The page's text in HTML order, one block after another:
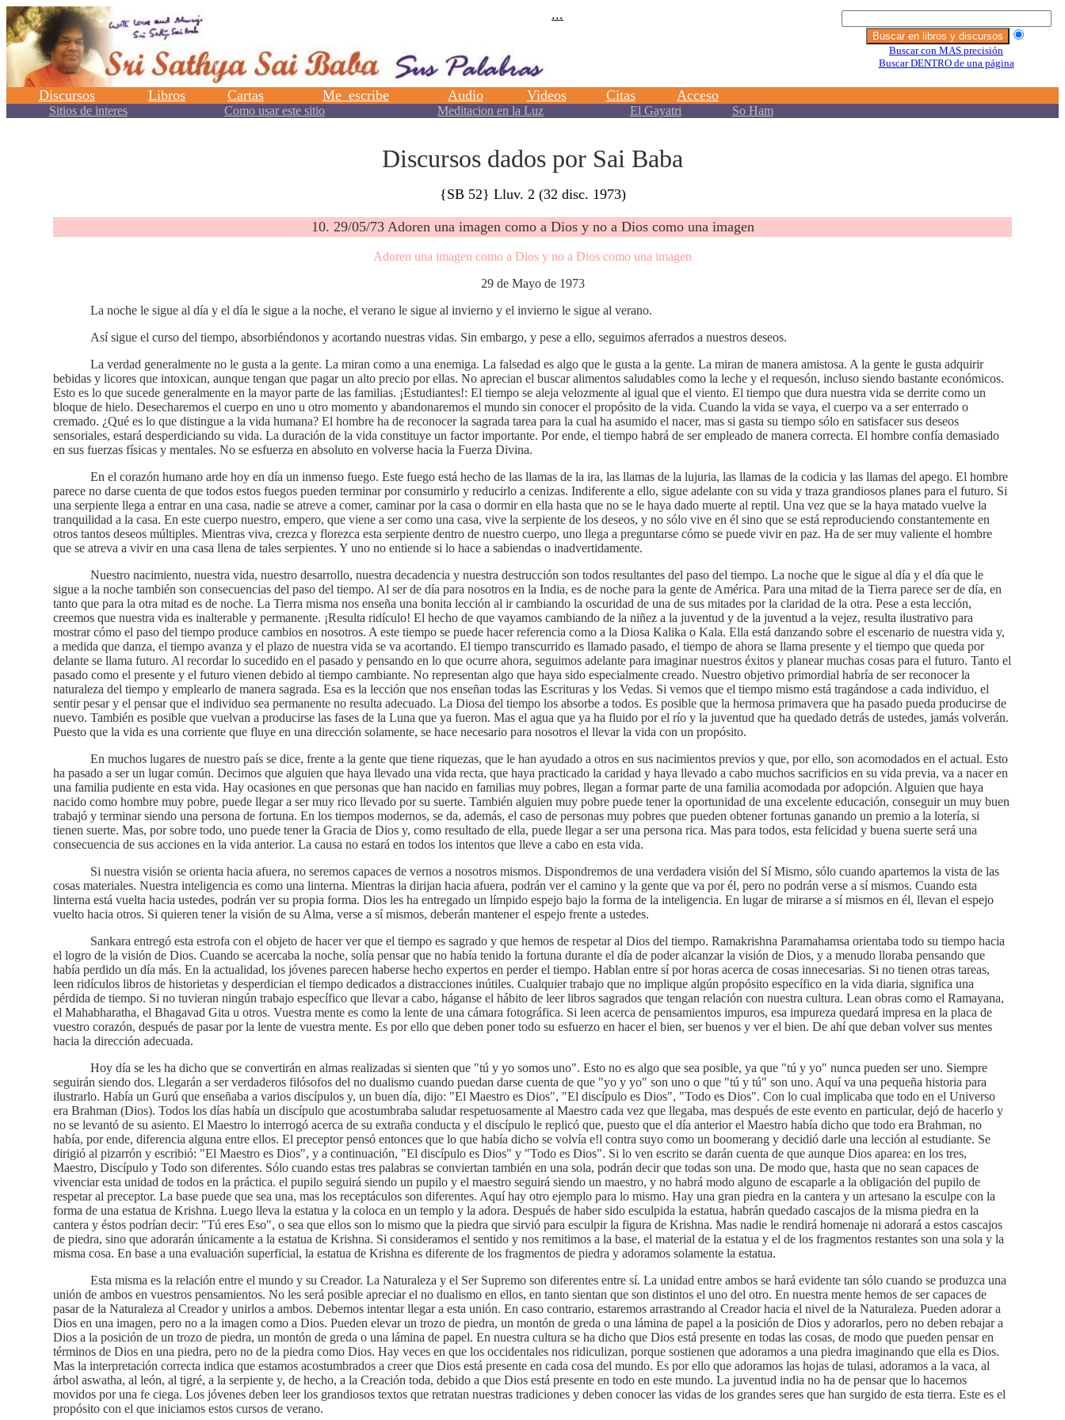
.
Discursos dados por Sai Baba
{SB 52} Lluv. 2 (32 disc. 1973)
10. 29/05/73 Adoren una imagen como a Dios y no a Dios como una imagen
Adoren una imagen como a Dios y no a Dios como una imagen
29 de Mayo de 1973
La noche le sigue al día y el día le sigue a la noche, el verano le sigue al invierno y el invierno le sigue al verano.
Así sigue el curso del tiempo, absorbiéndonos y acortando nuestras vidas. Sin embargo, y pese a ello, seguimos aferrados a nuestros deseos.
La verdad generalmente no le gusta a la gente. La miran como a una enemiga. La falsedad es algo que le gusta a la gente. La miran de manera amistosa. A la gente le gusta adquirir
bebidas y licores que intoxican, aunque tengan que pagar un alto precio por ellas. No aprecian el buscar alimentos saludables como la leche y el requesón, incluso siendo bastante económicos.
Esto es lo que sucede generalmente en la mayor parte de las familias. ¡Estudiantes!: El tiempo se aleja velozmente al igual que el viento. El tiempo que dura nuestra vida se derrite como un
bloque de hielo. Desecharemos el cuerpo en uno u otro momento y abandonaremos el mundo sin conocer el propósito de la vida. Cuando la vida se vaya, el cuerpo va a ser enterrado o
cremado. ¿Qué es lo que distingue a la vida humana? El hombre ha de reconocer la sagrada tarea para la cual ha asumido el nacer, mas si gasta su tiempo sólo en satisfacer sus deseos
sensoriales, estará desperdiciando su vida. La duración de la vida constituye un factor importante. Por ende, el tiempo habrá de ser empleado de manera correcta. El hombre confía demasiado
en sus fuerzas físicas y mentales. No se esfuerza en absoluto en volverse hacia la Fuerza Divina.
En el corazón humano arde hoy en día un inmenso fuego. Este fuego está hecho de las llamas de la ira, las llamas de la lujuria, las llamas de la codicia y las llamas del apego. El hombre
parece no darse cuenta de que todos estos fuegos pueden terminar por consumirlo y reducirlo a cenizas. Indiferente a ello, sigue adelante con su vida y traza grandiosos planes para el futuro. Si
una serpiente llega a entrar en una casa, nadie se atreve a comer, caminar por la casa o dormir en ella hasta que no se le haya dado muerte al reptil. Una vez que se la haya matado vuelve la
tranquilidad a la casa. En este cuerpo nuestro, empero, que viene a ser como una casa, vive la serpiente de los deseos, y no sólo vive en él sino que se está reproduciendo constantemente en
otros tantos deseos múltiples. Mientras viva, crezca y florezca esta serpiente dentro de nuestro cuerpo, uno llega a preguntarse cómo se puede vivir en paz. Ha de ser muy valiente el hombre
que se atreva a vivir en una casa llena de tales serpientes. Y uno no entiende si lo hace a sabiendas o inadvertidamente.
Nuestro nacimiento, nuestra vida, nuestro desarrollo, nuestra decadencia y nuestra destrucción son todos resultantes del paso del tiempo. La noche que le sigue al día y el día que le
sigue a la noche también son consecuencias del paso del tiempo. Al ser de día para nosotros en la India, es de noche para la gente de América. Para una mitad de la Tierra parece ser de día, en
tanto que para la otra mitad es de noche. La Tierra misma nos enseña una bonita lección al ir cambiando la oscuridad de una de sus mitades por la claridad de la otra. Pese a esta lección,
creemos que nuestra vida es inalterable y permanente. ¡Resulta ridículo! El hecho de que vayamos cambiando de la niñez a la juventud y de la juventud a la vejez, resulta ilustrativo para
mostrar cómo el paso del tiempo produce cambios en nosotros. A este tiempo se puede hacer referencia como a la Diosa Kalika o Kala. Ella está danzando sobre el escenario de nuestra vida y,
a medida que danza, el tiempo avanza y el plazo de nuestra vida se va acortando. El tiempo transcurrido es llamado pasado, el tiempo de ahora se llama presente y el tiempo que queda por
delante se llama futuro. Al recordar lo sucedido en el pasado y pensando en lo que ocurre ahora, seguimos adelante para imaginar nuestros éxitos y planear muchas cosas para el futuro. Tanto el
pasado como el presente y el futuro vienen debido al tiempo cambiante. No representan algo que haya sido especialmente creado. Nuestro objetivo primordial habría de ser reconocer la
naturaleza del tiempo y emplearlo de manera sagrada. Esa es la lección que nos enseñan todas las Escrituras y los Vedas. Si vemos que el tiempo mismo está tragándose a cada individuo, el
sentir pesar y el pensar que el individuo sea permanente no resulta adecuado. La Diosa del tiempo los absorbe a todos. Es posible que la hermosa primavera que ha pasado pueda producirse de
nuevo. También es posible que vuelvan a producirse las fases de la Luna que ya fueron. Mas el agua que ya ha fluido por el río y la juventud que ha quedado detrás de ustedes, jamás volverán.
Puesto que la vida es una corriente que fluye en una dirección solamente, se hace necesario para nosotros el llevar la vida con un propósito.
En muchos lugares de nuestro país se dice, frente a la gente que tiene riquezas, que le han ayudado a otros en sus nacimientos previos y que, por ello, son acomodados en el actual. Esto
ha pasado a ser un lugar común. Decimos que alguien que haya llevado una vida recta, que haya practicado la caridad y haya llevado a cabo muchos sacrificios en su vida previa, va a nacer en
una familia pudiente en esta vida. Hay ocasiones en que personas que han nacido en familias muy pobres, llegan a formar parte de una familia acomodada por adopción. Alguien que haya
nacido como hombre muy pobre, puede llegar a ser muy rico llevado por su suerte. También alguien muy pobre puede tener la oportunidad de una excelente educación, conseguir un muy buen
trabajó y terminar siendo una persona de fortuna. En los tiempos modernos, se da, además, el caso de personas muy pobres que pueden obtener fortunas ganando un premio a la lotería, si
tienen suerte. Mas, por sobre todo, uno puede tener la Gracia de Dios y, como resultado de ella, puede llegar a ser una persona rica. Mas para todos, esta felicidad y buena suerte será una
consecuencia de sus acciones en la vida anterior. La causa no estará en todos los intentos que lleve a cabo en esta vida.
Si nuestra visión se orienta hacia afuera, no seremos capaces de vernos a nosotros mismos. Dispondremos de una verdadera visión del Sí Mismo, sólo cuando apartemos la vista de las
cosas materiales. Nuestra inteligencia es como una linterna. Mientras la dirijan hacia afuera, podrán ver el camino y la gente que va por él, pero no podrán verse a sí mismos. Cuando esta
linterna está vuelta hacia ustedes, podrán ver su propia forma. Dios les ha entregado un límpido espejo bajo la forma de la inteligencia. En lugar de mirarse a sí mismos en él, llevan el espejo
vuelto hacia otros. Si quieren tener la visión de su Alma, verse a sí mismos, deberán mantener el espejo frente a ustedes.
Sankara entregó esta estrofa con el objeto de hacer ver que el tiempo es sagrado y que hemos de respetar al Dios del tiempo. Ramakrishna Paramahamsa orientaba todo su tiempo hacia
el logro de la visión de Dios. Cuando se acercaba la noche, solía pensar que no había tenido la fortuna durante el día de poder alcanzar la visión de Dios, y a menudo lloraba pensando que
había perdido un día más. En la actualidad, los jóvenes parecen haberse hecho expertos en perder el tiempo. Hablan entre sí por horas acerca de cosas innecesarias. Si no tienen otras tareas,
leen ridículos libros de historietas y desperdician el tiempo dedicados a distracciones inútiles. Cualquier trabajo que no implique algún propósito específico en la vida diaria, significa una
pérdida de tiempo. Si no tuvieran ningún trabajo específico que llevar a cabo, háganse el hábito de leer libros sagrados que tengan relación con nuestra cultura. Lean obras como el Ramayana,
el Mahabharatha, el Bhagavad Gita u otros. Vuestra mente es como la lente de una cámara fotográfica. Si leen acerca de pensamientos impuros, esa impureza quedará impresa en la placa de
vuestro corazón, después de pasar por la lente de vuestra mente. Es por ello que deben poner todo su esfuerzo en hacer el bien, ser buenos y ver el bien. De ahí que deban volver sus mentes
hacia la dirección adecuada.
Hoy día se les ha dicho que se convertirán en almas realizadas si sienten que "tú y yo somos uno". Esto no es algo que sea posible, ya que "tú y yo" nunca pueden ser uno. Siempre
seguirán siendo dos. Llegarán a ser verdaderos filósofos del no dualismo cuando puedan darse cuenta de que "yo y yo" son uno o que "tú y tú" son uno. Aquí va una pequeña historia para
ilustrarlo. Había un Gurú que enseñaba a varios discípulos y, un buen día, dijo: "El Maestro es Dios", "El discípulo es Dios", "Todo es Dios". Con lo cual implicaba que todo en el Universo
era Brahman (Dios). Todos los días había un discípulo que acostumbraba saludar respetuosamente al Maestro cada vez que llegaba, mas después de este evento en particular, dejó de hacerlo y
no se levantó de su asiento. El Maestro lo interrogó acerca de su extraña conducta y el discípulo le replicó que, puesto que el día anterior el Maestro había dicho que todo era Brahman, no
había, por ende, diferencia alguna entre ellos. El preceptor pensó entonces que lo que había dicho se volvía e!l contra suyo como un boomerang y decidió darle una lección al estudiante. Se
dirigió al pizarrón y escribió: "El Maestro es Dios", y a continuación, "El discípulo es Dios" y "Todo es Dios". Si lo ven escrito se darán cuenta de que aunque Dios aparea: en los tres,
Maestro, Discípulo y Todo son diferentes. Sólo cuando estas tres palabras se conviertan también en una sola, podrán decir que todas son una. De modo que, hasta que no sean capaces de
vivenciar esta unidad de todos en la práctica. el pupilo seguirá siendo un pupilo y el maestro seguirá siendo un maestro, y no habrá modo alguno de escaparle a la obligación del pupilo de
respetar al preceptor. La base puede que sea una, mas los receptáculos son diferentes. Aquí hay otro ejemplo para lo mismo. Hay una gran piedra en la cantera y un artesano la esculpe con la
forma de una estatua de Krishna. Luego lleva la estatua y la coloca en un templo y la adora. Después de haber sido esculpida la estatua, habrán quedado cascajos de la misma piedra en la
cantera y éstos podrían decir: "Tú eres Eso", o sea que ellos son lo mismo que la piedra que sirvió para esculpir la figura de Krishna. Mas nadie le rendirá homenaje ni adorará a estos cascajos
de piedra, sino que adorarán únicamente a la estatua de Krishna. Si consideramos el sentido y nos remitimos a la base, el material de la estatua y el de los fragmentos restantes son una sola y la
misma cosa. En base a una evaluación superficial, la estatua de Krishna es diferente de los fragmentos de piedra y adoramos solamente la estatua.
Esta misma es la relación entre el mundo y su Creador. La Naturaleza y el Ser Supremo son diferentes entre sí. La unidad entre ambos se hará evidente tan sólo cuando se produzca una
unión de ambos en vuestros pensamientos. No les será posible apreciar el no dualismo en ellos, en tanto sientan que son distintos el uno del otro. En nuestra mente hemos de ser capaces de
pasar de la Naturaleza al Creador y unirlos a ambos. Debemos intentar llegar a esta unión. En caso contrario, estaremos arrastrando al Creador hacia el nivel de la Naturaleza. Pueden adorar a
Dios en una imagen, pero no a la imagen como a Dios. Pueden elevar un trozo de piedra, un montón de greda o una lámina de papel a la posición de Dios y adorarlos, pero no deben rebajar a
Dios a la posición de un trozo de piedra, un montón de greda o una lámina de papel. En nuestra cultura se ha dicho que Dios está presente en todas las cosas, de modo que pueden pensar en
términos de Dios en una piedra, pero no de la piedra como Dios. Hay veces en que los occidentales nos ridiculizan, porque sostienen que adoramos a una piedra imaginando que ella es Dios.
Mas la interpretación correcta indica que estamos acostumbrados a creer que Dios está presente en cada cosa del mundo. Es por ello que adoramos las hojas de tulasi, adoramos a la vaca, al
árbol aswatha, al león, al tigré, a la serpiente y, de hecho, a la Creación toda, debido a que Dios está presente en todo en este mundo. La juventud india no ha de pensar que lo hacemos
movidos por una fe ciega. Los jóvenes deben leer los grandiosos textos que retratan nuestras tradiciones y deben conocer las vidas de los grandes seres que han surgido de esta tierra. Este es el
propósito con el que iniciamos estos cursos de verano.